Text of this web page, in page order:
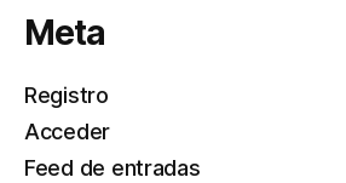
Meta
Registro
Acceder
Feed de entradas